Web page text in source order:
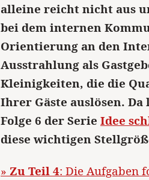
alleine reicht nicht aus
bei dem internen
Orientierung an den
Ausstrahlung als
Kleinigkeiten, die die
Ihrer Gäste auslösen.
Folge 6 der Serie Idee
diese wichtigen
» Zu Teil 4: Die Aufgaben